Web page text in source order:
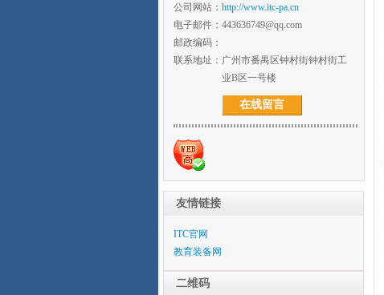
公司网站： http://www.itc-pa.cn
电子邮件： 443636749@qq.com
邮政编码：
联系地址： 广州市番禺区钟村街钟村街工
业B区一号楼
在线留言
友情链接
ITC官网
教育装备网
二维码